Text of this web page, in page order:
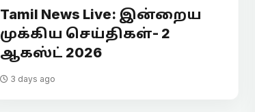
Tamil News Live: இன்றைய
முக்கிய செய்திகள்- 2
ஆகஸ்ட் 2026
3 days ago